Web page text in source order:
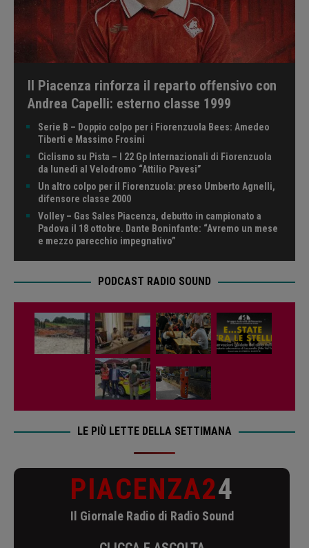
Il Piacenza rinforza il reparto offensivo con
Andrea Capelli: esterno classe 1999
Serie B – Doppio colpo per i Fiorenzuola Bees: Amedeo
Tiberti e Massimo Frosini
Ciclismo su Pista – I 22 Gp Internazionali di Fiorenzuola
da lunedì al Velodromo “Attilio Pavesi”
Un altro colpo per il Fiorenzuola: preso Umberto Agnelli,
difensore classe 2000
Volley – Gas Sales Piacenza, debutto in campionato a
Padova il 18 ottobre. Dante Boninfante: “Avremo un mese
e mezzo parecchio impegnativo”
PODCAST RADIO SOUND
LE PIÙ LETTE DELLA SETTIMANA
PIACENZA24
Il Giornale Radio di Radio Sound